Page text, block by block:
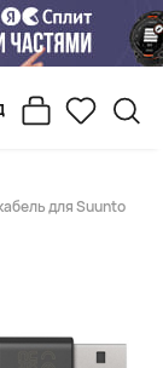
для Suunto